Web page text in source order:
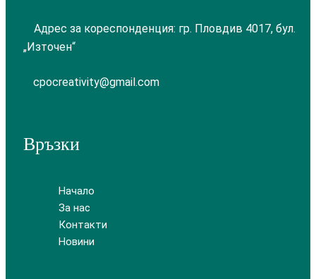
Адрес за кореспонденция: гр. Пловдив 4017, бул.
„Източен“
cpocreativity@gmail.com
Връзки
Начало
За нас
Контакти
Новини